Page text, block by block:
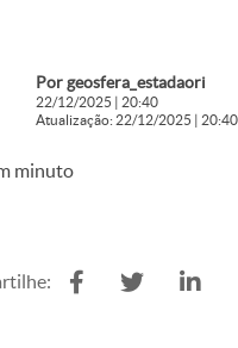
Por geosfera_estadaori
22/12/2025 | 20:40
Atualização: 22/12/2025 | 20:40
minuto